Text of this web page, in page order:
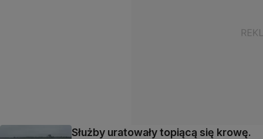
Służby uratowały topiącą się krowę.